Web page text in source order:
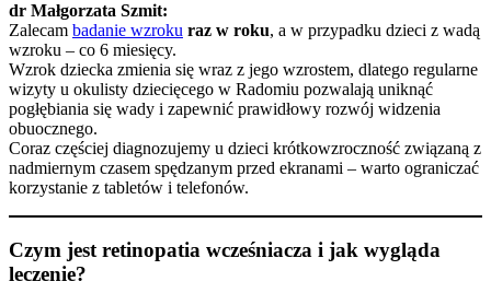
dr Małgorzata Szmit:
Zalecam badanie wzroku raz w roku, a w przypadku dzieci z wadą
wzroku – co 6 miesięcy.
Wzrok dziecka zmienia się wraz z jego wzrostem, dlatego regularne
wizyty u okulisty dziecięcego w Radomiu pozwalają uniknąć
pogłębiania się wady i zapewnić prawidłowy rozwój widzenia
obuocznego.
Coraz częściej diagnozujemy u dzieci krótkowzroczność związaną z
nadmiernym czasem spędzanym przed ekranami – warto ograniczać
korzystanie z tabletów i telefonów.
Czym jest retinopatia wcześniacza i jak wygląda
leczenie?